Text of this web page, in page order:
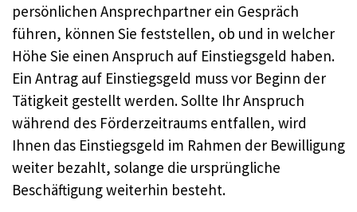
persönlichen Ansprechpartner ein Gespräch
führen, können Sie feststellen, ob und in welcher
Höhe Sie einen Anspruch auf Einstiegsgeld haben.
Ein Antrag auf Einstiegsgeld muss vor Beginn der
Tätigkeit gestellt werden. Sollte Ihr Anspruch
während des Förderzeitraums entfallen, wird
Ihnen das Einstiegsgeld im Rahmen der Bewilligung
weiter bezahlt, solange die ursprüngliche
Beschäftigung weiterhin besteht.